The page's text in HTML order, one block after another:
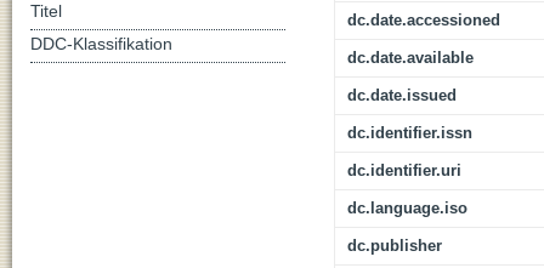
dc.date.accessioned
dc.date.available
dc.date.issued
dc.identifier.issn
dc.identifier.uri
dc.language.iso
dc.publisher
Titel
DDC-Klassifikation